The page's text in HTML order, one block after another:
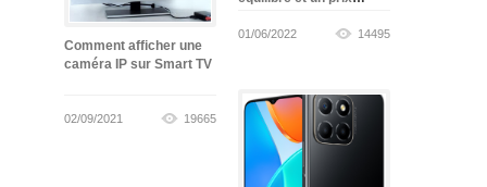
Comment afficher une
caméra IP sur Smart TV
02/09/2021 19665
01/06/2022 14495